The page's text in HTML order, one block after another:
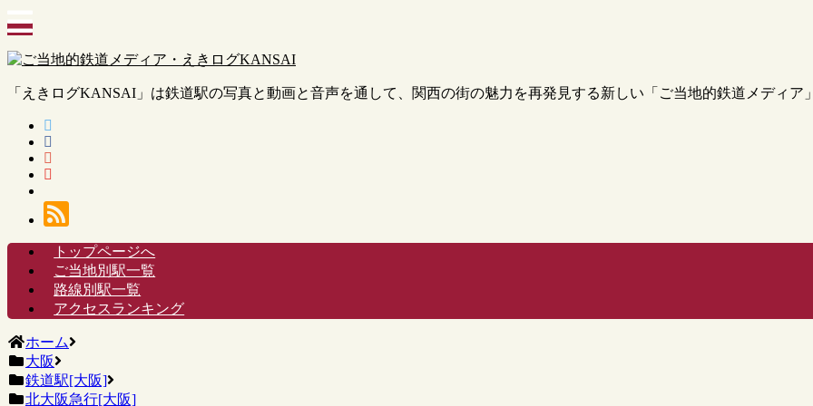
「えきログKANSAI」は鉄道駅の写真と動画と音声を通して、関西の街の魅力を再発見する新しい「ご当地的鉄道メディア
トップページへ
ご当地別駅一覧
路線別駅一覧
アクセスランキング
ホーム
大阪
鉄道駅[大阪]
北大阪急行[大阪]